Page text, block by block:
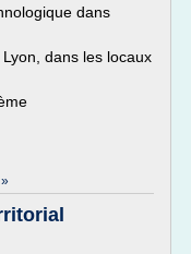
dans
dans les locaux